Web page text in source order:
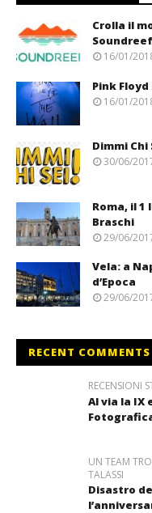
Crolla il
Soundreef
16/01/
Pink
16/01/
Dimmi Chi
30/06/
Roma, il
Braschi
29/06/
Vela: a
d’Epoca
29/06/
RECENT COMMENTS
RECENSIONI
Al via la IX
UN TEAM
TALASSI
Disastro